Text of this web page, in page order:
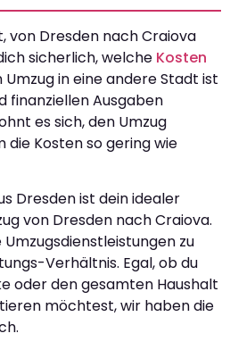
von Dresden nach Craiova
sicherlich, welche Kosten
Umzug in eine andere Stadt ist
finanziellen Ausgaben
es sich, den Umzug
die Kosten so gering wie
Dresden ist dein idealer
von Dresden nach Craiova.
zu
Verhältnis. Egal, ob du
oder den gesamten Haushalt
möchtest, wir haben die